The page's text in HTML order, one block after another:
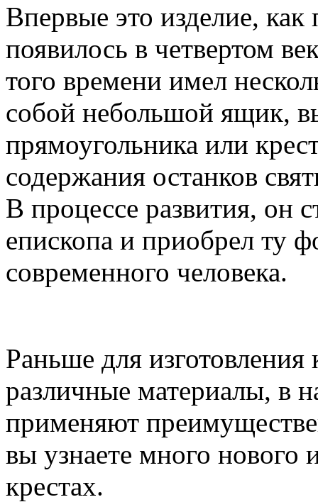
Впервые это изделие,
появилось в четвертом
того времени имел
собой небольшой ящик,
прямоугольника или
содержания останков
В процессе развития, он
епископа и приобрел ту
современного человека.
Раньше для изготовления
различные материалы, в
применяют
вы узнаете много нового
крестах.